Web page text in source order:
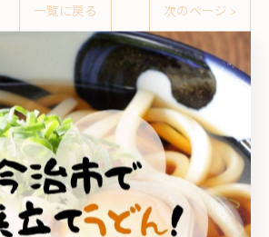
一覧に戻る 次のページ >
カテゴリー Categories
全てのカテゴリー
こがね製麺所 今治鳥生店
こがね製麺所 今治ハローズ中寺店